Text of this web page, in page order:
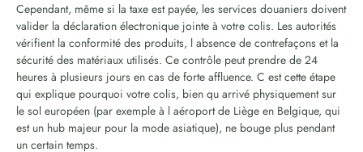
Cependant, même si la taxe est payée, les services douaniers doivent
valider la déclaration électronique jointe à votre colis. Les autorités
vérifient la conformité des produits, l absence de contrefaçons et la
sécurité des matériaux utilisés. Ce contrôle peut prendre de 24
heures à plusieurs jours en cas de forte affluence. C est cette étape
qui explique pourquoi votre colis, bien qu arrivé physiquement sur
le sol européen (par exemple à l aéroport de Liège en Belgique, qui
est un hub majeur pour la mode asiatique), ne bouge plus pendant
un certain temps.